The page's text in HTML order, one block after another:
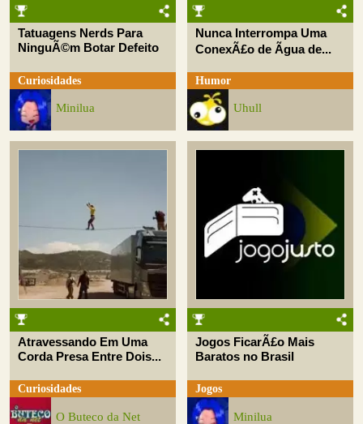
Tatuagens Nerds Para
NinguÃ©m Botar Defeito
Curiosidades
Minilua
Nunca Interrompa Uma
ConexÃ£o de Ãgua de...
Humor
Uhull
Atravessando Em Uma
Corda Presa Entre Dois...
Curiosidades
O Buteco da Net
Jogos FicarÃ£o Mais
Baratos no Brasil
Jogos
Minilua